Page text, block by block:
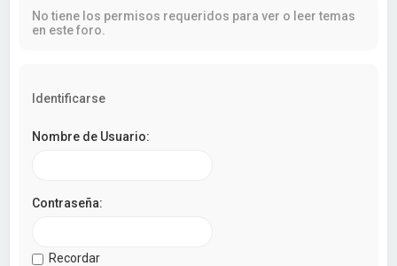
No tiene los permisos requeridos para ver o leer temas
en este foro.
Identificarse
Nombre de Usuario:
Contraseña:
Recordar